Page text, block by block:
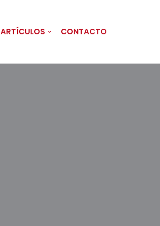
ARTÍCULOS CONTACTO